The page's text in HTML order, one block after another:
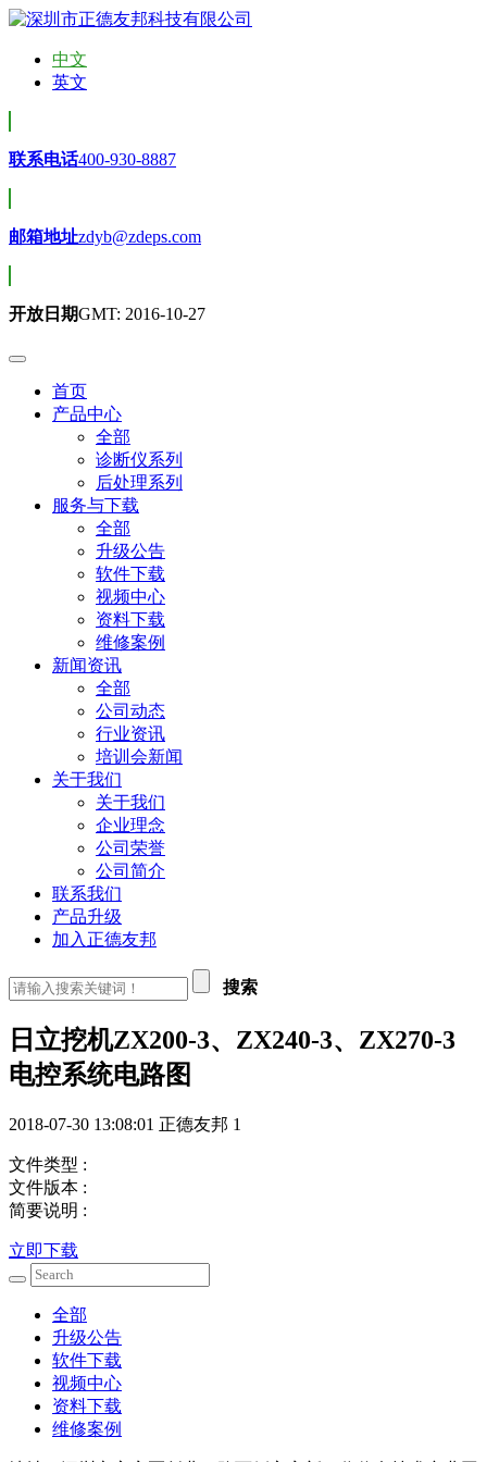
中文
英文
联系电话400-930-8887
邮箱地址zdyb@zdeps.com
开放日期GMT: 2016-10-27
首页
产品中心
全部
诊断仪系列
后处理系列
服务与下载
全部
升级公告
软件下载
视频中心
资料下载
维修案例
新闻资讯
全部
公司动态
行业资讯
培训会新闻
关于我们
关于我们
企业理念
公司荣誉
公司简介
联系我们
产品升级
加入正德友邦
搜索
日立挖机ZX200-3、ZX240-3、ZX270-3
电控系统电路图
2018-07-30 13:08:01 正德友邦 1
文件类型 :
文件版本 :
简要说明 :
立即下载
全部
升级公告
软件下载
视频中心
资料下载
维修案例